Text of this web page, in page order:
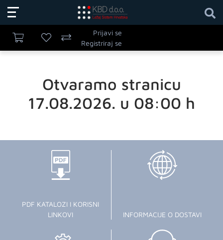
Prijavi se
Registriraj se
Otvaramo stranicu
17.08.2026. u 08:00 h
PDF KATALOZI I KORISNI
LINKOVI
INFORMACIJE O DOSTAVI